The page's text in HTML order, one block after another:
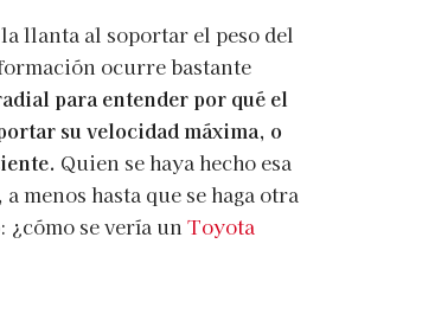
llanta al soportar el peso del
ocurre bastante
para entender por qué el
su velocidad máxima, o
Quien se haya hecho esa
menos hasta que se haga otra
se vería un Toyota